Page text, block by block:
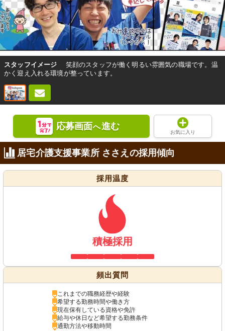
スタッフイメージ
笑顔のスタッフが働く明るい雰囲気の職場です。温
かく迎え入れる環境が整っています。
応募画面へ進む
お気に入り
居宅介護支援事業所 ささえの採用傾向
採用温度
積極採用
頻出質問
これまでの職務経歴や経験
希望する勤務時間や働き方
現在保有している資格や免許
給与や休日など希望する勤務条件
通勤方法や移動時間